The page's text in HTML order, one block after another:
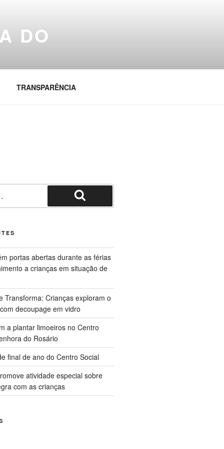
DO
TRANSPARÊNCIA
Pesquisar
portas abertas durante as férias
a crianças em situação de
Transforma: Crianças exploram o
decoupage em vidro
a plantar limoeiros no Centro
do Rosário
final de ano do Centro Social
atividade especial sobre
com as crianças